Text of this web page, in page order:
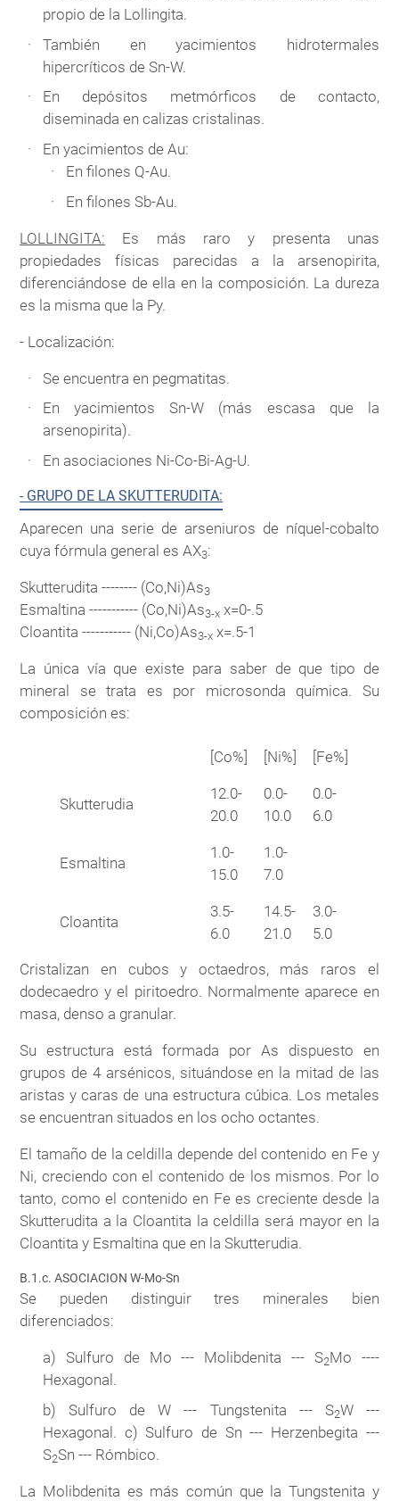
propio de la Lollingita.
También en yacimientos hidrotermales
hipercríticos de Sn-W.
En depósitos metmórficos de contacto,
diseminada en calizas cristalinas.
En yacimientos de Au:
En filones Q-Au.
En filones Sb-Au.
LOLLINGITA: Es más raro y presenta unas
propiedades físicas parecidas a la arsenopirita,
diferenciándose de ella en la composición. La dureza
es la misma que la Py.
- Localización:
Se encuentra en pegmatitas.
En yacimientos Sn-W (más escasa que la
arsenopirita).
En asociaciones Ni-Co-Bi-Ag-U.
- GRUPO DE LA SKUTTERUDITA:
Aparecen una serie de arseniuros de níquel-cobalto
cuya fórmula general es AX3:
Skutterudita -------- (Co,Ni)As3
Esmaltina ----------- (Co,Ni)As3-x x=0-.5
Cloantita ----------- (Ni,Co)As3-x x=.5-1
La única vía que existe para saber de que tipo de
mineral se trata es por microsonda química. Su
composición es:
[Co%] [Ni%] [Fe%]
Skutterudia
12.0-
20.0
0.0-
10.0
0.0-
6.0
Esmaltina
1.0-
15.0
1.0-
7.0
Cloantita
3.5-
6.0
14.5-
21.0
3.0-
5.0
Cristalizan en cubos y octaedros, más raros el
dodecaedro y el piritoedro. Normalmente aparece en
masa, denso a granular.
Su estructura está formada por As dispuesto en
grupos de 4 arsénicos, situándose en la mitad de las
aristas y caras de una estructura cúbica. Los metales
se encuentran situados en los ocho octantes.
El tamaño de la celdilla depende del contenido en Fe y
Ni, creciendo con el contenido de los mismos. Por lo
tanto, como el contenido en Fe es creciente desde la
Skutterudita a la Cloantita la celdilla será mayor en la
Cloantita y Esmaltina que en la Skutterudia.
B.1.c. ASOCIACION W-Mo-Sn
Se pueden distinguir tres minerales bien
diferenciados:
a) Sulfuro de Mo --- Molibdenita --- S2Mo ----
Hexagonal.
b) Sulfuro de W --- Tungstenita --- S2W ---
Hexagonal. c) Sulfuro de Sn --- Herzenbegita ---
S2Sn --- Rómbico.
La Molibdenita es más común que la Tungstenita y